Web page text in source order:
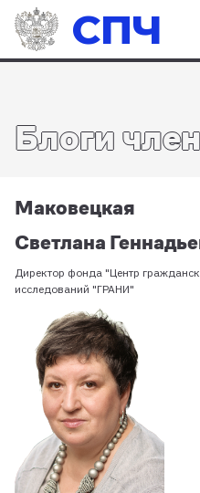
СПЧ
Блоги
Маковецкая
Светлана
Директор фонда "Центр
исследований "ГРАНИ"